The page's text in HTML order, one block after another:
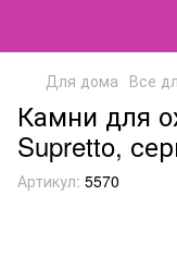
Для дома Все
Камни для
Supretto,
Артикул: 5570